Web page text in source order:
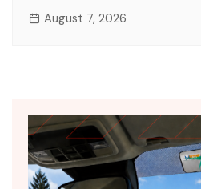
August 7, 2026